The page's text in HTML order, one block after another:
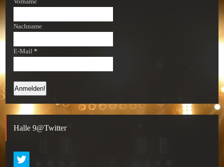
Vorname
Nachname
E-Mail *
Halle 9@Twitter